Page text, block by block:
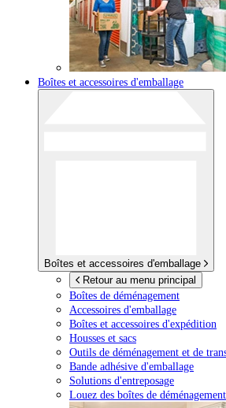
Boîtes et accessoires d'emballage
Boîtes et accessoires d'emballage
Retour au menu principal
Boîtes de déménagement
Accessoires d'emballage
Boîtes et accessoires d'expédition
Housses et sacs
Outils de déménagement et de
Bande adhésive d'emballage
Solutions d'entreposage
Louez des boîtes de